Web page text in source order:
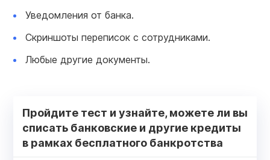
Уведомления от банка.
Скриншоты переписок с сотрудниками.
Любые другие документы.
Пройдите тест и узнайте, можете ли вы
списать банковские и другие кредиты
в рамках бесплатного банкротства